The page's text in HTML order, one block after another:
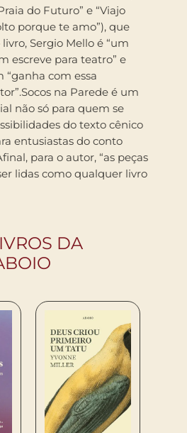
do Futuro” e “Viajo
porque te amo”), que
Sergio Mello é “um
escreve para teatro” e
“ganha com essa
na Parede é um
não só para quem se
do texto cênico
entusiastas do conto
para o autor, “as peças
lidas como qualquer livro
DA